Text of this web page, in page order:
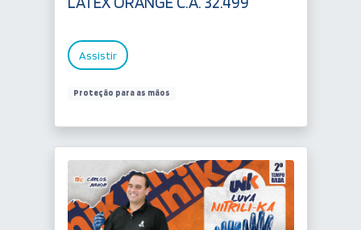
Assistir
Proteção para as mãos